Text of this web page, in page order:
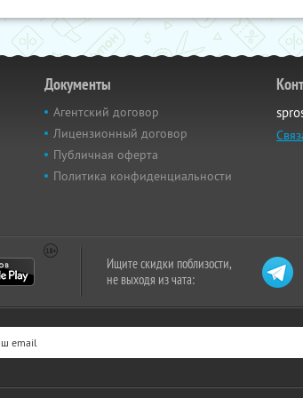
Документы
Агентский договор
Лицензионный договор
Публичная оферта
Политика конфиденциальности
Ищите скидки поблизости,
не выходя из чата: